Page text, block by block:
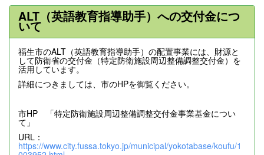
ALT（英語教育指導助手）への交付金につ
いて
福生市のALT（英語教育指導助手）の配置事業には、財源と
して防衛省の交付金（特定防衛施設周辺整備調整交付金）を
活用しています。
詳細につきましては、市のHPを御覧ください。
市HP 「特定防衛施設周辺整備調整交付金事業基金につい
て」
URL：
https://www.city.fussa.tokyo.jp/municipal/yokotabase/koufu/1